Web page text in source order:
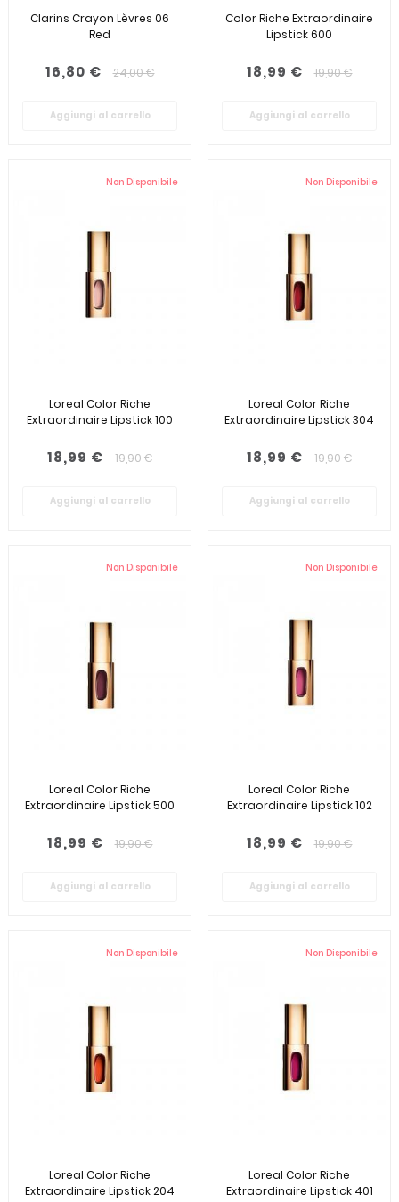
Clarins Crayon Lèvres 06
Red
16,80 € 24,00 €
Aggiungi al carrello
Color Riche Extraordinaire
Lipstick 600
18,99 € 19,90 €
Aggiungi al carrello
Non Disponibile
Loreal Color Riche
Extraordinaire Lipstick 100
18,99 € 19,90 €
Aggiungi al carrello
Non Disponibile
Loreal Color Riche
Extraordinaire Lipstick 304
18,99 € 19,90 €
Aggiungi al carrello
Non Disponibile
Loreal Color Riche
Extraordinaire Lipstick 500
18,99 € 19,90 €
Aggiungi al carrello
Non Disponibile
Loreal Color Riche
Extraordinaire Lipstick 102
18,99 € 19,90 €
Aggiungi al carrello
Non Disponibile
Loreal Color Riche
Extraordinaire Lipstick 204
Non Disponibile
Loreal Color Riche
Extraordinaire Lipstick 401